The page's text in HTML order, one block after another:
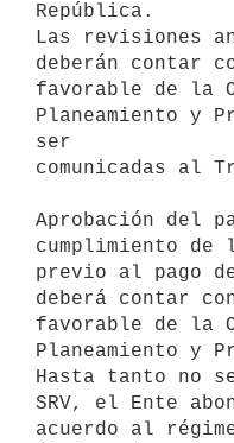
República.
Las revisiones
deberán contar
favorable de la
Planeamiento y
ser
comunicadas al
Aprobación del
cumplimiento de
previo al pago
deberá contar
favorable de la
Planeamiento y
Hasta tanto no
SRV, el Ente
acuerdo al